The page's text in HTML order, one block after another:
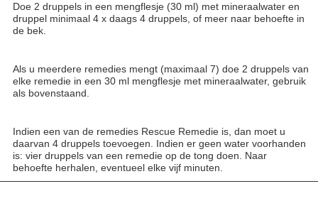
Doe 2 druppels in een mengflesje (30 ml) met mineraalwater en
druppel minimaal 4 x daags 4 druppels, of meer naar behoefte in
de bek.
Als u meerdere remedies mengt (maximaal 7) doe 2 druppels van
elke remedie in een 30 ml mengflesje met mineraalwater, gebruik
als bovenstaand.
Indien een van de remedies Rescue Remedie is, dan moet u
daarvan 4 druppels toevoegen. Indien er geen water voorhanden
is: vier druppels van een remedie op de tong doen. Naar
behoefte herhalen, eventueel elke vijf minuten.